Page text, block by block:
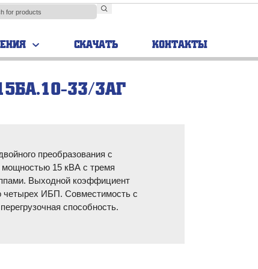
СКАЧАТЬ КОНТАКТЫ
33/3АГ
преобразования с
15 кВА с тремя
Выходной коэффициент
четырех ИБП. Совместимость с
способность.